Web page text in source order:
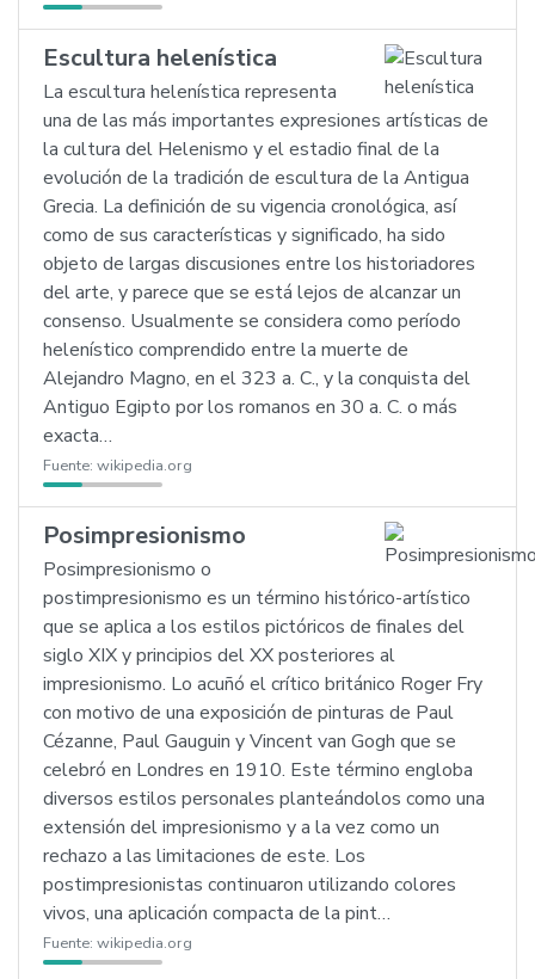
Escultura helenística
La escultura helenística representa
una de las más importantes expresiones artísticas de
la cultura del Helenismo y el estadio final de la
evolución de la tradición de escultura de la Antigua
Grecia. La definición de su vigencia cronológica, así
como de sus características y significado, ha sido
objeto de largas discusiones entre los historiadores
del arte, y parece que se está lejos de alcanzar un
consenso. Usualmente se considera como período
helenístico comprendido entre la muerte de
Alejandro Magno, en el 323 a. C., y la conquista del
Antiguo Egipto por los romanos en 30 a. C. o más
exacta…
Fuente: wikipedia.org
Posimpresionismo
Posimpresionismo o
postimpresionismo es un término histórico-artístico
que se aplica a los estilos pictóricos de finales del
siglo XIX y principios del XX posteriores al
impresionismo. Lo acuñó el crítico británico Roger Fry
con motivo de una exposición de pinturas de Paul
Cézanne, Paul Gauguin y Vincent van Gogh que se
celebró en Londres en 1910. Este término engloba
diversos estilos personales planteándolos como una
extensión del impresionismo y a la vez como un
rechazo a las limitaciones de este. Los
postimpresionistas continuaron utilizando colores
vivos, una aplicación compacta de la pint…
Fuente: wikipedia.org